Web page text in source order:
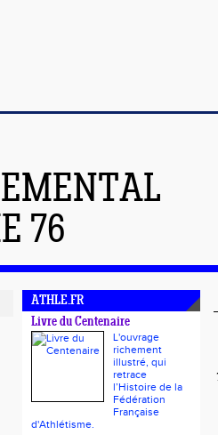
76
ATHLE.FR
Livre du Centenaire
L'ouvrage
richement
illustré, qui
retrace
l’Histoire de la
Fédération
Française
d'Athlétisme.